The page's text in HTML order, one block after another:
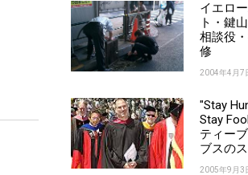
イエロ
ト・鍵
相談役
修
2004年4月7
"Stay
Stay
ティー
ブスの
2005年9月3